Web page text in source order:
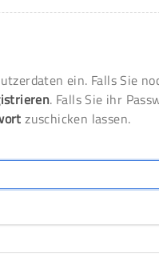
ein. Falls Sie
. Falls Sie ihr
zuschicken lassen.